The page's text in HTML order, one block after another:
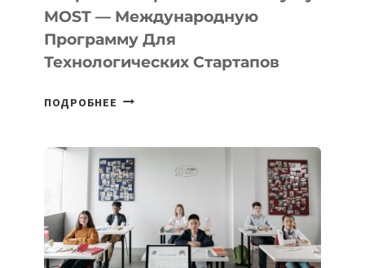
ПРЕДПРИНИМАТЕЛЬСТВО
MOST — Международную
Программу Для
Технологических Стартапов
ПОДРОБНЕЕ ОТКРЫТ
DEAL
VELOCITY
BY
MOST
—
МЕЖДУНАРОДНУЮ